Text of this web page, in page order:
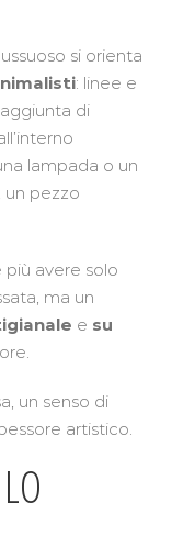
si orienta
: linee e
di
lampada o un
un pezzo
più avere solo
ma un
e su
un senso di
artistico.